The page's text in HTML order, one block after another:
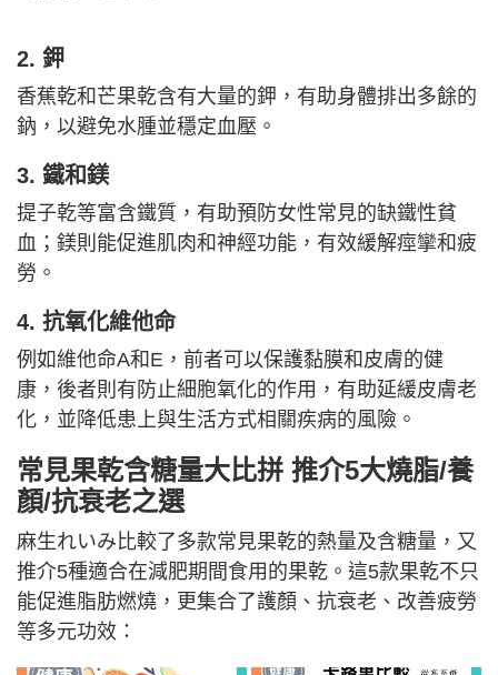
2. 鉀
香蕉乾和芒果乾含有大量的鉀，有助身體排出多餘的
鈉，以避免水腫並穩定血壓。
3. 鐵和鎂
提子乾等富含鐵質，有助預防女性常見的缺鐵性貧
血；鎂則能促進肌肉和神經功能，有效緩解痙攣和疲
勞。
4. 抗氧化維他命
例如維他命A和E，前者可以保護黏膜和皮膚的健
康，後者則有防止細胞氧化的作用，有助延緩皮膚老
化，並降低患上與生活方式相關疾病的風險。
常見果乾含糖量大比拼 推介5大燒脂/養
顏/抗衰老之選
麻生れいみ比較了多款常見果乾的熱量及含糖量，又
推介5種適合在減肥期間食用的果乾。這5款果乾不只
能促進脂肪燃燒，更集合了護顏、抗衰老、改善疲勞
等多元功效：